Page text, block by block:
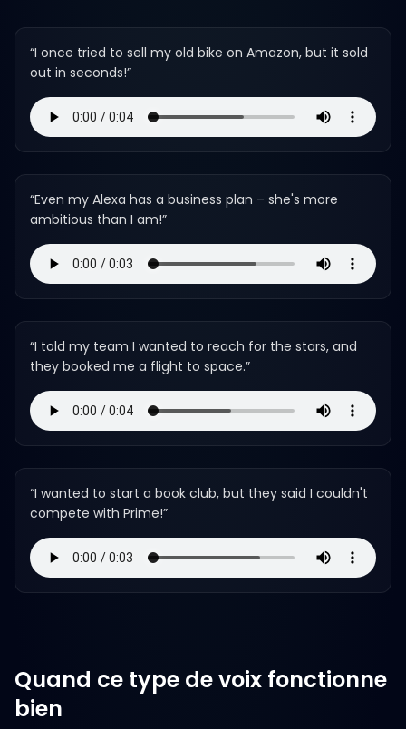
“I once tried to sell my old bike on Amazon, but it sold
out in seconds!”
“Even my Alexa has a business plan – she's more
ambitious than I am!”
“I told my team I wanted to reach for the stars, and
they booked me a flight to space.”
“I wanted to start a book club, but they said I couldn't
compete with Prime!”
Quand ce type de voix fonctionne
bien